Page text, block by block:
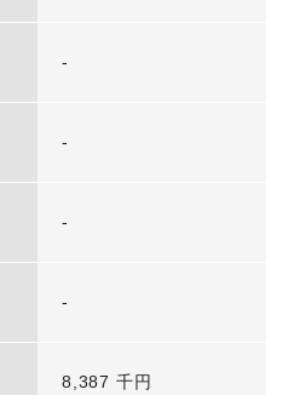
-
-
-
-
8,387 千円